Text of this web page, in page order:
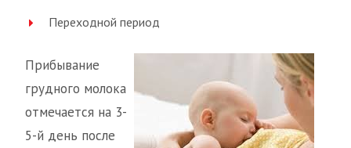
Переходной период
Прибывание
грудного молока
отмечается на 3-
5-й день после